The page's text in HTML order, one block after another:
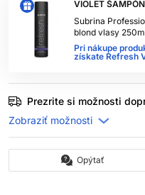
VIOLET
Subrina
blond vlasy
Pri nákupe
získate Refresh
Prezrite si možnosti
Opýtať